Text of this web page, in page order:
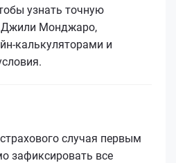
узнать точную
Джили Монджаро,
калькуляторами и
случая первым
зафиксировать все